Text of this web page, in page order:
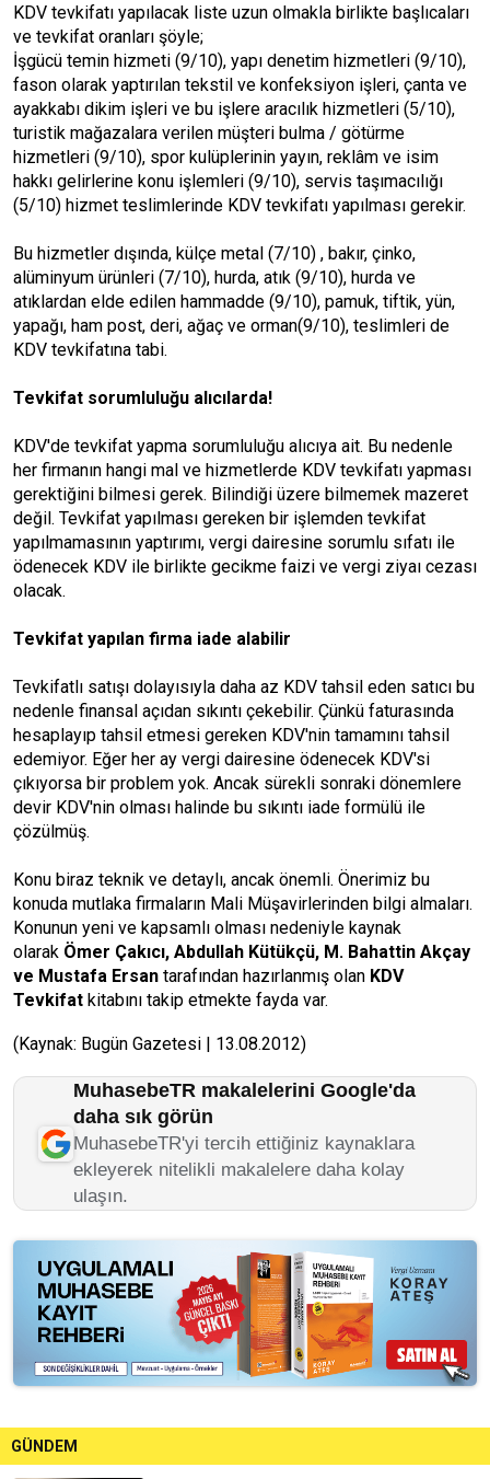
KDV tevkifatı yapılacak liste uzun olmakla birlikte başlıcaları
ve tevkifat oranları şöyle;
İşgücü temin hizmeti (9/10), yapı denetim hizmetleri (9/10),
fason olarak yaptırılan tekstil ve konfeksiyon işleri, çanta ve
ayakkabı dikim işleri ve bu işlere aracılık hizmetleri (5/10),
turistik mağazalara verilen müşteri bulma / götürme
hizmetleri (9/10), spor kulüplerinin yayın, reklâm ve isim
hakkı gelirlerine konu işlemleri (9/10), servis taşımacılığı
(5/10) hizmet teslimlerinde KDV tevkifatı yapılması gerekir.
Bu hizmetler dışında, külçe metal (7/10) , bakır, çinko,
alüminyum ürünleri (7/10), hurda, atık (9/10), hurda ve
atıklardan elde edilen hammadde (9/10), pamuk, tiftik, yün,
yapağı, ham post, deri, ağaç ve orman(9/10), teslimleri de
KDV tevkifatına tabi.
Tevkifat sorumluluğu alıcılarda!
KDV'de tevkifat yapma sorumluluğu alıcıya ait. Bu nedenle
her firmanın hangi mal ve hizmetlerde KDV tevkifatı yapması
gerektiğini bilmesi gerek. Bilindiği üzere bilmemek mazeret
değil. Tevkifat yapılması gereken bir işlemden tevkifat
yapılmamasının yaptırımı, vergi dairesine sorumlu sıfatı ile
ödenecek KDV ile birlikte gecikme faizi ve vergi ziyaı cezası
olacak.
Tevkifat yapılan firma iade alabilir
Tevkifatlı satışı dolayısıyla daha az KDV tahsil eden satıcı bu
nedenle finansal açıdan sıkıntı çekebilir. Çünkü faturasında
hesaplayıp tahsil etmesi gereken KDV'nin tamamını tahsil
edemiyor. Eğer her ay vergi dairesine ödenecek KDV'si
çıkıyorsa bir problem yok. Ancak sürekli sonraki dönemlere
devir KDV'nin olması halinde bu sıkıntı iade formülü ile
çözülmüş.
Konu biraz teknik ve detaylı, ancak önemli. Önerimiz bu
konuda mutlaka firmaların Mali Müşavirlerinden bilgi almaları.
Konunun yeni ve kapsamlı olması nedeniyle kaynak
olarak Ömer Çakıcı, Abdullah Kütükçü, M. Bahattin Akçay
ve Mustafa Ersan tarafından hazırlanmış olan KDV
Tevkifat kitabını takip etmekte fayda var.
(Kaynak: Bugün Gazetesi | 13.08.2012)
MuhasebeTR makalelerini Google'da
daha sık görün
MuhasebeTR'yi tercih ettiğiniz kaynaklara
ekleyerek nitelikli makalelere daha kolay
ulaşın.
GÜNDEM